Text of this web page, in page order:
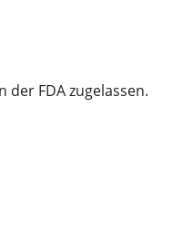
FDA zugelassen.